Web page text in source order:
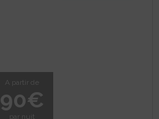
A partir de
90€
par nuit